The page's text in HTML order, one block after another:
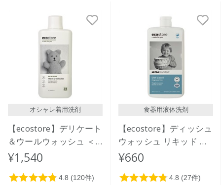
オシャレ着用洗剤
【ecostore】デリケート
＆ウールウォッシュ ＜
おしゃれ着用＞1L
¥1,540
食器用液体洗剤
【ecostore】ディッシュ
ウォッシュ リキッド ＜
無香料＞ 500mL
¥660